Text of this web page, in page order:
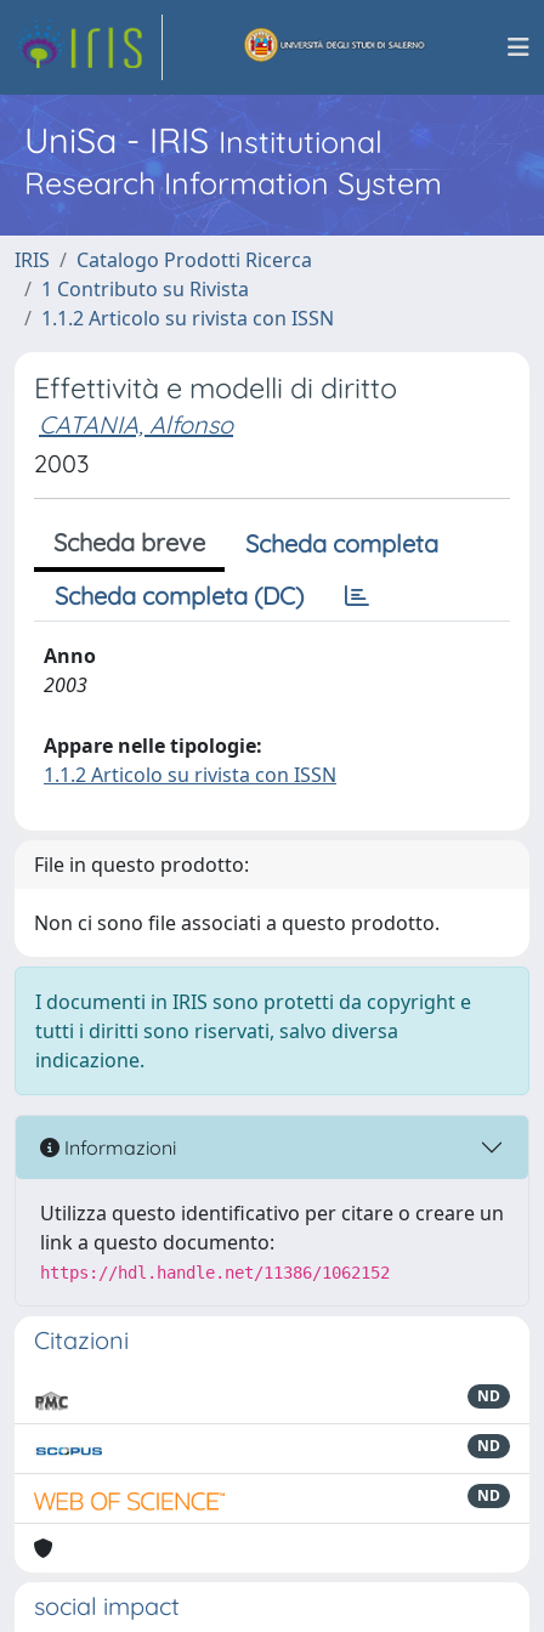
UniSa - IRISInstitutional
Research Information System
IRIS
Catalogo Prodotti Ricerca
1 Contributo su Rivista
1.1.2 Articolo su rivista con ISSN
Effettività e modelli di diritto
CATANIA, Alfonso
2003
Scheda breve
Scheda completa
Scheda completa (DC)
Anno
2003
Appare nelle tipologie:
1.1.2 Articolo su rivista con ISSN
File in questo prodotto:
Non ci sono file associati a questo prodotto.
I documenti in IRIS sono protetti da copyright e
tutti i diritti sono riservati, salvo diversa
indicazione.
Informazioni
Utilizza questo identificativo per citare o creare un
link a questo documento:
https://hdl.handle.net/11386/1062152
Citazioni
ND
ND
ND
social impact